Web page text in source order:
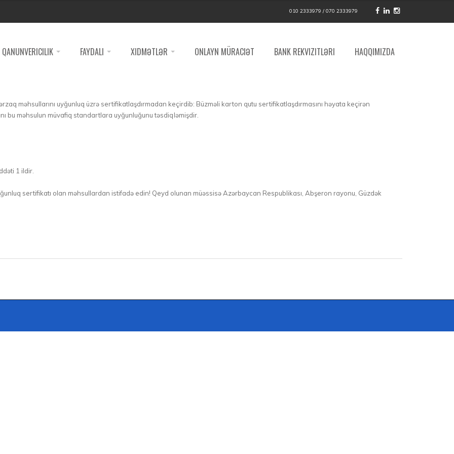
010 2333979 / 070 2333979
QANUNVERICILIK FAYDALI XIDMƏTLƏR ONLAYN MÜRACIƏT BANK REKVIZITLƏRI HAQQIMIZDA
məhsullarını uyğunluq üzrə sertifikatlaşdırmadan keçirdib: Büzməli karton qutu sertifikatlaşdırmasını həyata keçirən
bu məhsulun müvafiq standartlara uyğunluğunu təsdiqləmişdir.
1 ildir.
sertifikatı olan məhsullardan istifadə edin! Qeyd olunan müəssisə Azərbaycan Respublikası, Abşeron rayonu, Güzdək